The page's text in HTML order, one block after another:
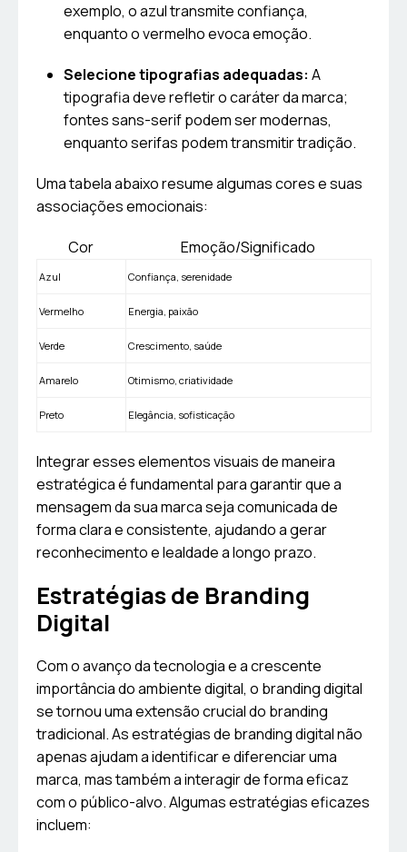
exemplo, o azul transmite confiança,
enquanto o vermelho evoca emoção.
Selecione tipografias adequadas: A
tipografia deve refletir o caráter da marca;
fontes sans-serif podem ser modernas,
enquanto serifas podem transmitir tradição.
Uma tabela abaixo resume algumas cores e suas
associações emocionais:
Cor Emoção/Significado
Azul Confiança, serenidade
Vermelho Energia, paixão
Verde Crescimento, saúde
Amarelo Otimismo, criatividade
Preto Elegância, sofisticação
Integrar esses elementos visuais de maneira
estratégica é fundamental para garantir que a
mensagem da sua marca seja comunicada de
forma clara e consistente, ajudando a gerar
reconhecimento e lealdade a longo prazo.
Estratégias de Branding
Digital
Com o avanço da tecnologia e a crescente
importância do ambiente digital, o branding digital
se tornou uma extensão crucial do branding
tradicional. As estratégias de branding digital não
apenas ajudam a identificar e diferenciar uma
marca, mas também a interagir de forma eficaz
com o público-alvo. Algumas estratégias eficazes
incluem: